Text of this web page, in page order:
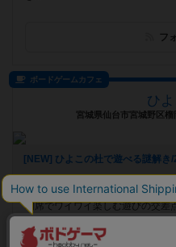
フ
ボードゲームカフェ
ひよ
宮城県仙台市宮城野区
遊べるボードゲーム 820個
相席でワイワイ楽しむ遊びの交差
解き、マダミスまで初対面同士で